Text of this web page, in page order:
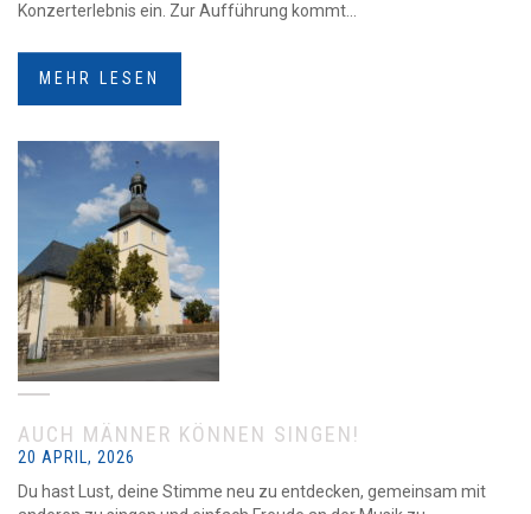
Konzerterlebnis ein. Zur Aufführung kommt...
MEHR LESEN
AUCH MÄNNER KÖNNEN SINGEN!
20 APRIL, 2026
Du hast Lust, deine Stimme neu zu entdecken, gemeinsam mit